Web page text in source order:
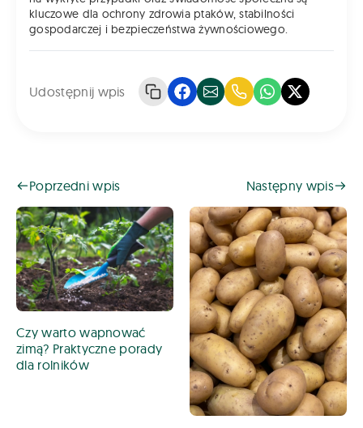
kluczowe dla ochrony zdrowia ptaków, stabilności
gospodarczej i bezpieczeństwa żywnościowego.
Udostępnij wpis
Poprzedni wpis
Czy warto wapnować
zimą? Praktyczne porady
dla rolników
Następny wpis